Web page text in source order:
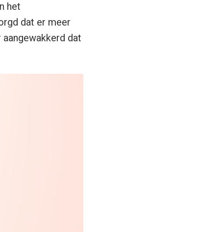
het
dat er meer
dat